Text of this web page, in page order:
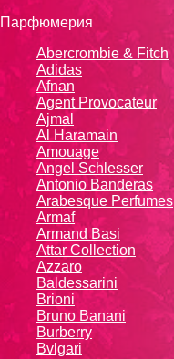
Парфюмерия
Abercrombie & Fitch
Adidas
Afnan
Agent Provocateur
Ajmal
Al Haramain
Amouage
Angel Schlesser
Antonio Banderas
Arabesque Perfumes
Armaf
Armand Basi
Attar Collection
Azzaro
Baldessarini
Brioni
Bruno Banani
Burberry
Bvlgari